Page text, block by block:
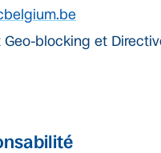
blocking et